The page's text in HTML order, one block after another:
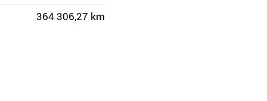
364 306,27 km